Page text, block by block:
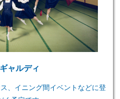
ャルディ
、イニング間イベントなどに登